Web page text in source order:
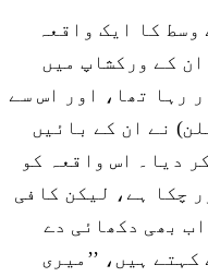
دہائی کے وسط کا ایک واقعہ
کے ورکشاپ میں
رہا تھا، اور اس سے
نے ان کے بائیں
دیا۔ اس واقعہ کو
چکا ہے، لیکن کافی
بھی دکھائی دے
ہیں، ’’میری